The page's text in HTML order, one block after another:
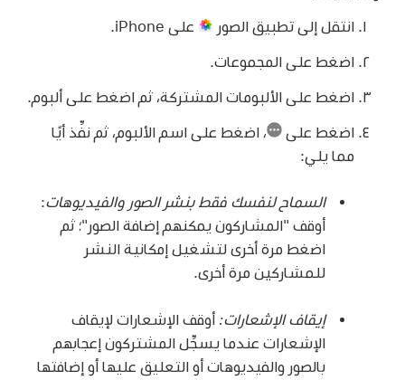
انتقل إلى تطبيق الصور على iPhone.
اضغط على المجموعات.
اضغط على الألبومات المشتركة، ثم اضغط على ألبوم.
اضغط على ،اضغط على اسم الألبوم، ثم نفِّذ أيًا
مما يلي:
السماح لنفسك فقط بنشر الصور والفيديوهات:
أوقف "المشاركون يمكنهم إضافة الصور"؛ ثم
اضغط مرة أخرى لتشغيل إمكانية النشر
للمشاركين مرة أخرى.
إيقاف الإشعارات: أوقف الإشعارات لإيقاف
الإشعارات عندما يسجِّل المشتركون إعجابهم
بالصور والفيديوهات أو التعليق عليها أو إضافتها